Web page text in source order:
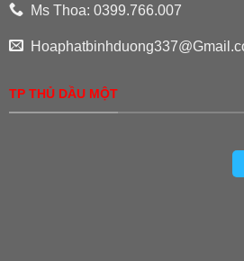
Ms Thoa: 0399.766.007
TP THỦ DẦU MỘT